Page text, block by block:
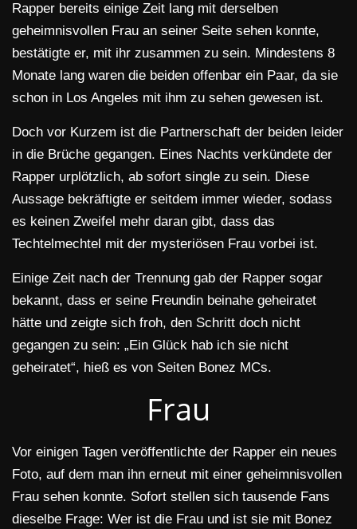
Rapper bereits einige Zeit lang mit derselben
geheimnisvollen Frau an seiner Seite sehen konnte,
bestätigte er, mit ihr zusammen zu sein. Mindestens 8
Monate lang waren die beiden offenbar ein Paar, da sie
schon in Los Angeles mit ihm zu sehen gewesen ist.
Doch vor Kurzem ist die Partnerschaft der beiden leider
in die Brüche gegangen. Eines Nachts verkündete der
Rapper urplötzlich, ab sofort single zu sein. Diese
Aussage bekräftigte er seitdem immer wieder, sodass
es keinen Zweifel mehr daran gibt, dass das
Techtelmechtel mit der mysteriösen Frau vorbei ist.
Einige Zeit nach der Trennung gab der Rapper sogar
bekannt, dass er seine Freundin beinahe geheiratet
hätte und zeigte sich froh, den Schritt doch nicht
gegangen zu sein: „Ein Glück hab ich sie nicht
geheiratet“, hieß es von Seiten Bonez MCs.
Frau
Vor einigen Tagen veröffentlichte der Rapper ein neues
Foto, auf dem man ihn erneut mit einer geheimnisvollen
Frau sehen konnte. Sofort stellen sich tausende Fans
dieselbe Frage: Wer ist die Frau und ist sie mit Bonez